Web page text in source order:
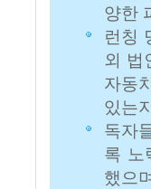
양한
런칭
외 법
자동
있는
독자
록 노
했으